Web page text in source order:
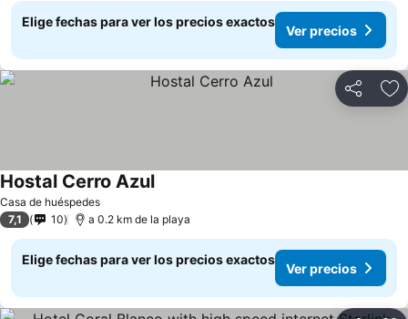
Elige fechas para ver los precios exactos
Ver precios
Compartir
Casa de huéspedes
Hostal Cerro Azul
7,1 10 a 0.2 km de la playa
Elige fechas para ver los precios exactos
Ver precios